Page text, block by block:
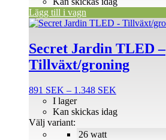
Lägg till i vagn
Secret Jardin TLED –
Tillväxt/groning
891 SEK – 1.348 SEK
till
26 watt
I lager
Kan skickas idag
Välj variant:
Den
produkten
har
flera
De
olika
alternativen
kan
väljas